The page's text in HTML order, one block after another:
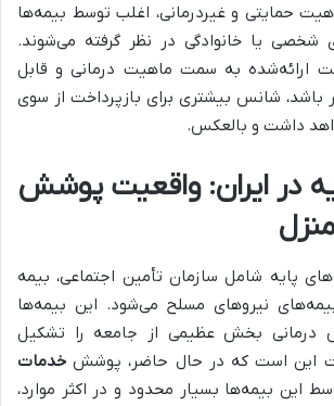
حمایتی و غیردرمانی، اغلب توسط بیمه‌ها
شخصی یا خانوادگی در نظر گرفته می‌شوند.
ارائه‌شده به سمت ماهیت درمانی و قابل
باشد، شانس بیشتری برای بازپرداخت از سوی
داشت و بالعکس.
در ایران: واقعیت پوشش
پایه شامل سازمان تأمین اجتماعی، بیمه
نیروهای مسلح می‌شود. این بیمه‌ها
درمانی بخش عظیمی از جامعه را تشکیل
این است که در حال حاضر، پوشش خدمات
این بیمه‌ها بسیار محدود و در اکثر موارد،